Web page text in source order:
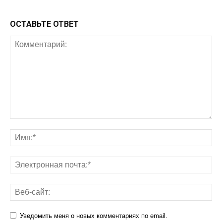
ОСТАВЬТЕ ОТВЕТ
Уведомить меня о новых комментариях по email.